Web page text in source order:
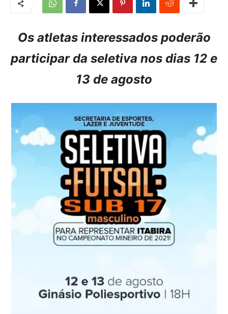
Os atletas interessados poderão
participar da seletiva nos dias 12 e
13 de agosto